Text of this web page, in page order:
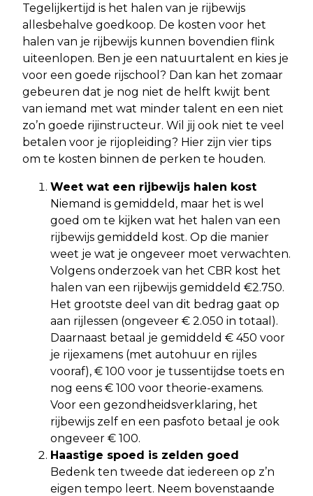
Tegelijkertijd is het halen van je rijbewijs
allesbehalve goedkoop. De kosten voor het
halen van je rijbewijs kunnen bovendien flink
uiteenlopen. Ben je een natuurtalent en kies je
voor een goede rijschool? Dan kan het zomaar
gebeuren dat je nog niet de helft kwijt bent
van iemand met wat minder talent en een niet
zo’n goede rijinstructeur. Wil jij ook niet te veel
betalen voor je rijopleiding? Hier zijn vier tips
om te kosten binnen de perken te houden.
Weet wat een rijbewijs halen kost
Niemand is gemiddeld, maar het is wel
goed om te kijken wat het halen van een
rijbewijs gemiddeld kost. Op die manier
weet je wat je ongeveer moet verwachten.
Volgens onderzoek van het CBR kost het
halen van een rijbewijs gemiddeld €2.750.
Het grootste deel van dit bedrag gaat op
aan rijlessen (ongeveer € 2.050 in totaal).
Daarnaast betaal je gemiddeld € 450 voor
je rijexamens (met autohuur en rijles
vooraf), € 100 voor je tussentijdse toets en
nog eens € 100 voor theorie-examens.
Voor een gezondheidsverklaring, het
rijbewijs zelf en een pasfoto betaal je ook
ongeveer € 100.
Haastige spoed is zelden goed
Bedenk ten tweede dat iedereen op z’n
eigen tempo leert. Neem bovenstaande